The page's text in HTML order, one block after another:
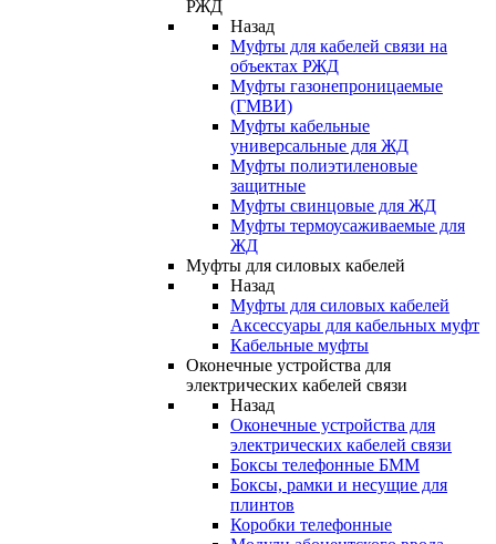
РЖД
Назад
Муфты для кабелей связи на
объектах РЖД
Муфты газонепроницаемые
(ГМВИ)
Муфты кабельные
универсальные для ЖД
Муфты полиэтиленовые
защитные
Муфты свинцовые для ЖД
Муфты термоусаживаемые для
ЖД
Муфты для силовых кабелей
Назад
Муфты для силовых кабелей
Аксессуары для кабельных муфт
Кабельные муфты
Оконечные устройства для
электрических кабелей связи
Назад
Оконечные устройства для
электрических кабелей связи
Боксы телефонные БММ
Боксы, рамки и несущие для
плинтов
Коробки телефонные